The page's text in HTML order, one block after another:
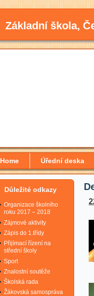
Základní škola,
Home Úřední deska
Důležité odkazy
Organizace školního
roku 2017 – 2018
Zájmové aktivity
Zápis do 1.třídy
Přijímací řízení na
střední školy
Sport
Znalostní soutěže
Školská rada
Žákovská samospráva